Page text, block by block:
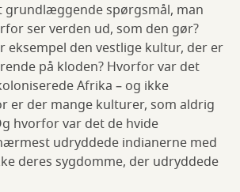
grundlæggende spørgsmål, man
ser verden ud, som den gør?
eksempel den vestlige kultur, der er
på kloden? Hvorfor var det
Afrika – og ikke
er der mange kulturer, som aldrig
hvorfor var det de hvide
udryddede indianerne med
deres sygdomme, der udryddede